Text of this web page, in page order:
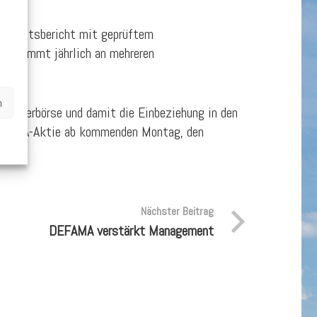
mit geprüftem
nimmt jährlich an mehreren
und damit die Einbeziehung in den
Aktie ab kommenden Montag, den
Nächster Beitrag
DEFAMA verstärkt Management